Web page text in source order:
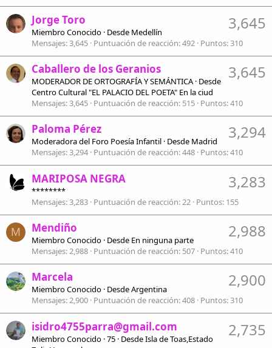
3,645
Jorge Toro
Miembro Conocido · Desde Medellín
Mensajes 3,645 Puntuación de reacción 492 Puntos 310
3,645
Caballero de los Geranios
MODERADOR DE ORTOGRAFÍA Y SEMÁNTICA · Desde
Centro Cultural "EL PALACIO DEL POETA" En la ciud
Mensajes 3,645 Puntuación de reacción 515 Puntos 410
3,294
Paloma Pérez
Moderadora del Foro Poesía Infantil · Desde Madrid
Mensajes 3,294 Puntuación de reacción 448 Puntos 410
3,283
MARIPOSA NEGRA
********
Mensajes 3,283 Puntuación de reacción 22 Puntos 155
M 2,988
Mendiño
Miembro Conocido · Desde En ninguna parte
Mensajes 2,988 Puntuación de reacción 507 Puntos 410
2,900
Marcela
Miembro Conocido · DesdeArgentina
Mensajes 2,900 Puntuación de reacción 408 Puntos 310
2,735
isidro4755parra@gmail.com
Miembro Conocido ·75 · DesdeIsla de Toas,Estado